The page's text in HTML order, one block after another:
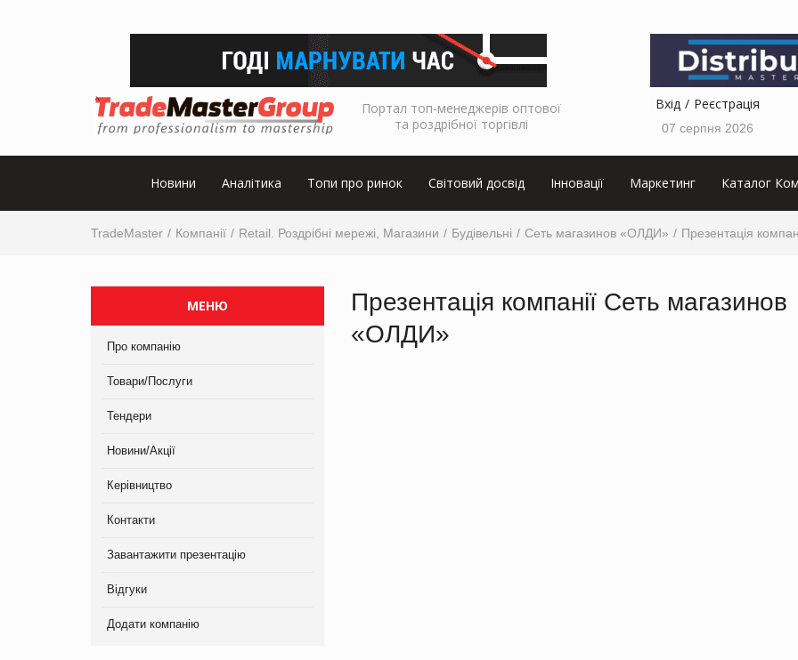
Портал топ-менеджерів оптової
та роздрібної торгівлі
Вхід Реєстрація
07 серпня 2026
Новини Аналітика Топи про ринок Світовий досвід Інновації Маркетинг Каталог
TradeMaster Компанії Retail. Роздрібні мережі, Магазини Будівельні Сеть магазинов «ОЛДИ» Презентація
МЕНЮ
Про компанію
Товари/Послуги
Тендери
Новини/Акції
Керівництво
Контакти
Завантажити презентацію
Відгуки
Додати компанію
Презентація компанії Сеть магазинов
«ОЛДИ»